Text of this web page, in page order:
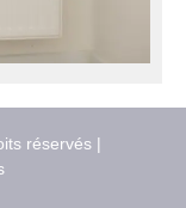
réservés |